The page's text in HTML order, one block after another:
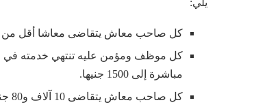
يلي:
كل صاحب معاش يتقاضى معاشا أقل من 1500 جنيه، سيتم زيادته إلى 1500 جنيها بدءا من 1 يناير 2025.
مباشرة إلى 1500 جنيها.